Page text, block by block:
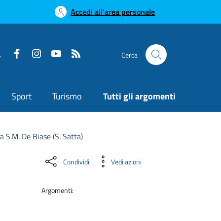
Accedi all'area personale
Cerca
Sport Turismo Tutti gli argomenti
De Biase (S. Satta)
Condividi Vedi azioni
Argomenti: